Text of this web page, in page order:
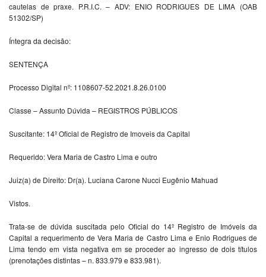
cautelas de praxe. P.R.I.C. – ADV: ENIO RODRIGUES DE LIMA (OAB
51302/SP)
Íntegra da decisão:
SENTENÇA
Processo Digital nº: 1108607-52.2021.8.26.0100
Classe – Assunto Dúvida – REGISTROS PÚBLICOS
Suscitante: 14º Oficial de Registro de Imoveis da Capital
Requerido: Vera Maria de Castro Lima e outro
Juiz(a) de Direito: Dr(a). Luciana Carone Nucci Eugênio Mahuad
Vistos.
Trata-se de dúvida suscitada pelo Oficial do 14º Registro de Imóveis da
Capital a requerimento de Vera Maria de Castro Lima e Enio Rodrigues de
Lima tendo em vista negativa em se proceder ao ingresso de dois títulos
(prenotações distintas – n. 833.979 e 833.981).